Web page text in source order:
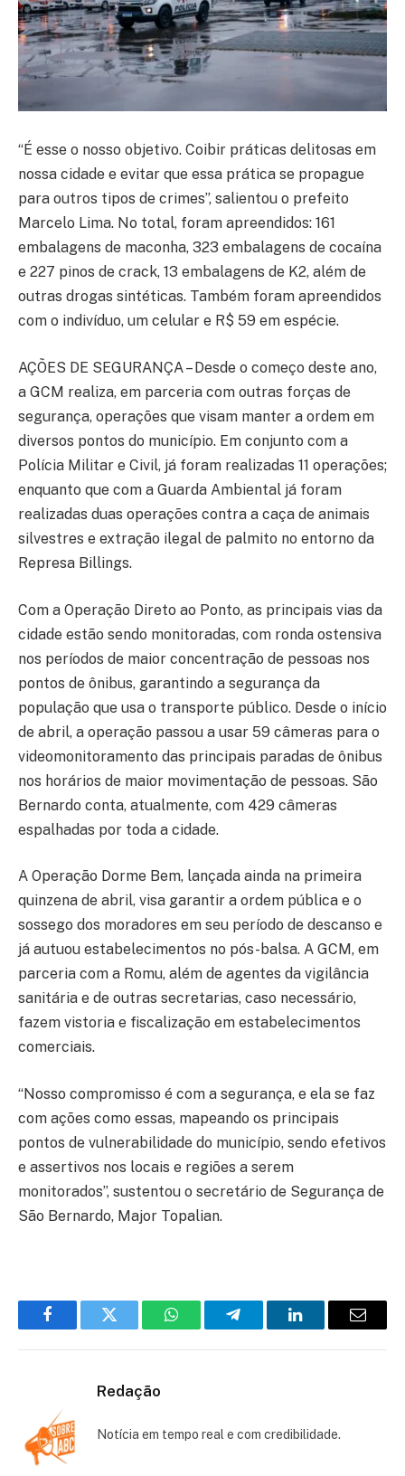
“É esse o nosso objetivo. Coibir práticas delitosas em
nossa cidade e evitar que essa prática se propague
para outros tipos de crimes”, salientou o prefeito
Marcelo Lima. No total, foram apreendidos: 161
embalagens de maconha, 323 embalagens de cocaína
e 227 pinos de crack, 13 embalagens de K2, além de
outras drogas sintéticas. Também foram apreendidos
com o indivíduo, um celular e R$ 59 em espécie.
AÇÕES DE SEGURANÇA – Desde o começo deste ano,
a GCM realiza, em parceria com outras forças de
segurança, operações que visam manter a ordem em
diversos pontos do município. Em conjunto com a
Polícia Militar e Civil, já foram realizadas 11 operações;
enquanto que com a Guarda Ambiental já foram
realizadas duas operações contra a caça de animais
silvestres e extração ilegal de palmito no entorno da
Represa Billings.
Com a Operação Direto ao Ponto, as principais vias da
cidade estão sendo monitoradas, com ronda ostensiva
nos períodos de maior concentração de pessoas nos
pontos de ônibus, garantindo a segurança da
população que usa o transporte público. Desde o início
de abril, a operação passou a usar 59 câmeras para o
videomonitoramento das principais paradas de ônibus
nos horários de maior movimentação de pessoas. São
Bernardo conta, atualmente, com 429 câmeras
espalhadas por toda a cidade.
A Operação Dorme Bem, lançada ainda na primeira
quinzena de abril, visa garantir a ordem pública e o
sossego dos moradores em seu período de descanso e
já autuou estabelecimentos no pós-balsa. A GCM, em
parceria com a Romu, além de agentes da vigilância
sanitária e de outras secretarias, caso necessário,
fazem vistoria e fiscalização em estabelecimentos
comerciais.
“Nosso compromisso é com a segurança, e ela se faz
com ações como essas, mapeando os principais
pontos de vulnerabilidade do município, sendo efetivos
e assertivos nos locais e regiões a serem
monitorados”, sustentou o secretário de Segurança de
São Bernardo, Major Topalian.
FacebookTwitter WhatsAppTelegramLinkedInEmail
Redação
Notícia em tempo real e com credibilidade.